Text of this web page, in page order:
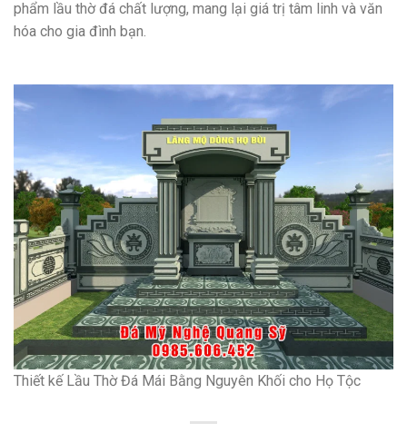
phẩm lầu thờ đá chất lượng, mang lại giá trị tâm linh và văn
hóa cho gia đình bạn.
Thiết kế Lầu Thờ Đá Mái Bằng Nguyên Khối cho Họ Tộc